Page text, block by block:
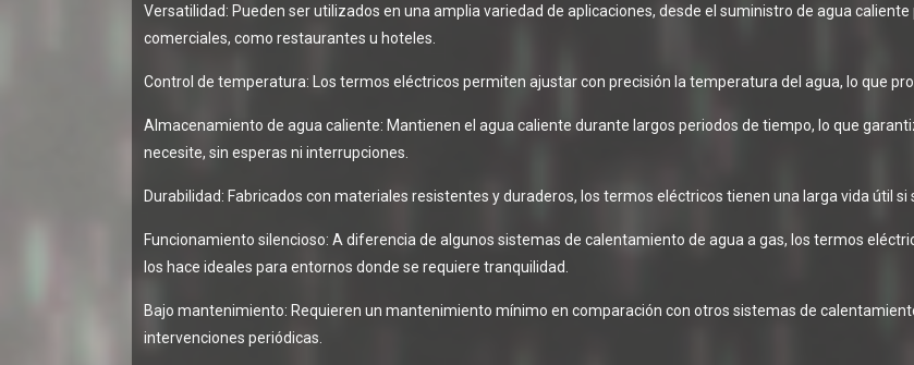
Versatilidad: Pueden ser utilizados en una amplia variedad de aplicaciones, desde el suministro de agua
comerciales, como restaurantes u hoteles.
Control de temperatura: Los termos eléctricos permiten ajustar con precisión la temperatura del agua, lo que
Almacenamiento de agua caliente: Mantienen el agua caliente durante largos periodos de tiempo, lo que
necesite, sin esperas ni interrupciones.
Durabilidad: Fabricados con materiales resistentes y duraderos, los termos eléctricos tienen una larga vida útil
Funcionamiento silencioso: A diferencia de algunos sistemas de calentamiento de agua a gas, los termos
los hace ideales para entornos donde se requiere tranquilidad.
Bajo mantenimiento: Requieren un mantenimiento mínimo en comparación con otros sistemas de
intervenciones periódicas.